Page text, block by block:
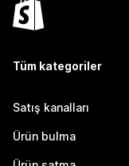
Tüm kategoriler
Satış kanalları
Ürün bulma